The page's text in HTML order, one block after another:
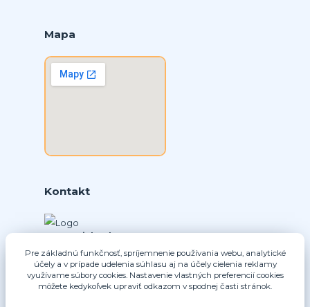
Mapa
Kontakt
Ing. Daniel Doboš
+421 902331936
(Po-Pia, 8-16 hod.)
info@nice-pohony.sk
Pre základnú funkčnosť, spríjemnenie používania webu, analytické
účely a v prípade udelenia súhlasu aj na účely cielenia reklamy
využívame súbory cookies. Nastavenie vlastných preferencií cookies
môžete kedykoľvek upraviť odkazom v spodnej časti stránok.